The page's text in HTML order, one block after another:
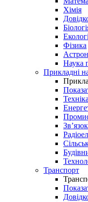
Хімія
Фізика
Наука
Прикладні
Техніка
Зв’язок
Транспорт